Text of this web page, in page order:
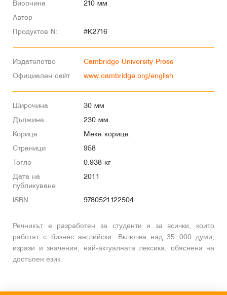
Височина 210 мм
Автор
Продуктов N: #K2716
Издателство Cambridge University Press
Официален сайт www.cambridge.org/english
Широчина 30 мм
Дължина 230 мм
Корица Мека корица
Страници 958
Тегло 0.938 кг
Дата на
публикуване
2011
ISBN 9780521122504
Речникът е разработен за студенти и за всички, които
работят с бизнес английски. Включва над 35 000 думи,
изрази и значения, най-актуалната лексика, обяснена на
достъпен език.